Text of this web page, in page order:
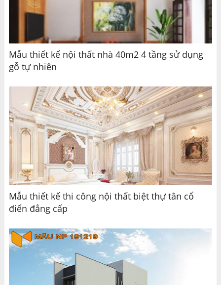
Mẫu thiết kế nội thất nhà 40m2 4 tầng sử dụng
gỗ tự nhiên
Mẫu thiết kế thi công nội thất biệt thự tân cổ
điển đẳng cấp